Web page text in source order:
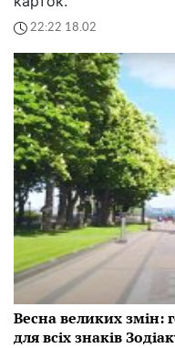
22:22 18.02
Весна великих змін:
для всіх знаків